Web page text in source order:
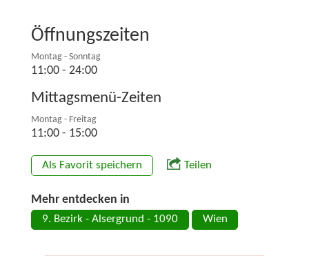
Öffnungszeiten
Montag - Sonntag
11:00 - 24:00
Mittagsmenü-Zeiten
Montag - Freitag
11:00 - 15:00
Als Favorit speichern Teilen
Mehr entdecken in
9. Bezirk - Alsergrund - 1090 Wien